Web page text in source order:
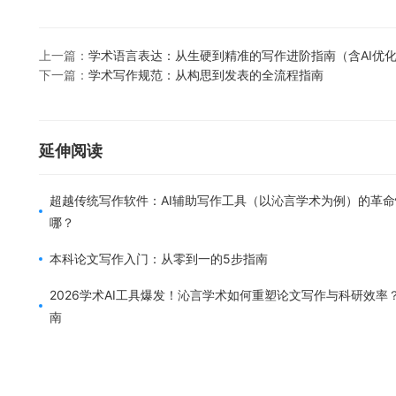
上一篇： 学术语言表达：从生硬到精准的写作进阶指南（含AI优
下一篇： 学术写作规范：从构思到发表的全流程指南
延伸阅读
超越传统写作软件：AI辅助写作工具（以沁言学术为例）的革
哪？
本科论文写作入门：从零到一的5步指南
2026学术AI工具爆发！沁言学术如何重塑论文写作与科研效率
南